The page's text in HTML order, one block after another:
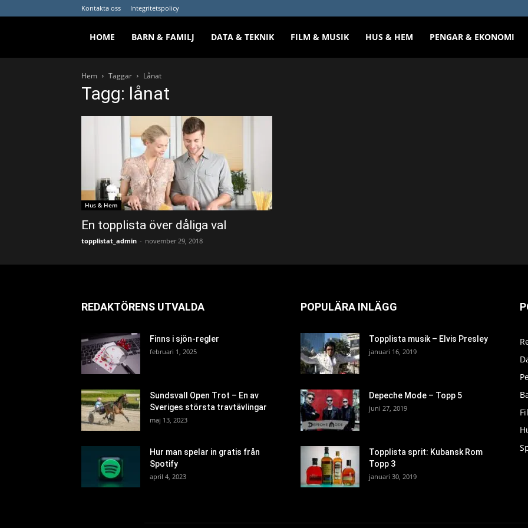
Kontakta oss Integritetspolicy
HOME BARN & FAMILJ DATA & TEKNIK FILM & MUSIK HUS & HEM PENGAR & EKONOMI
Hem Taggar Lånat
Tagg: lånat
Hus & Hem
En topplista över dåliga val
topplistat_admin - november 29, 2018
REDAKTÖRENS UTVALDA
Finns i sjön-regler
februari 1, 2025
Sundsvall Open Trot – En av
Sveriges största travtävlingar
maj 13, 2023
Hur man spelar in gratis från
Spotify
april 4, 2023
POPULÄRA INLÄGG
Topplista musik – Elvis Presley
januari 16, 2019
Depeche Mode – Topp 5
juni 27, 2019
Topplista sprit: Kubansk Rom
Topp 3
januari 30, 2019